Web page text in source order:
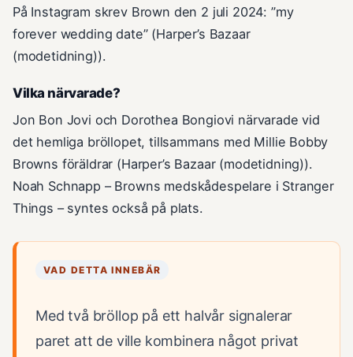
På Instagram skrev Brown den 2 juli 2024: ”my
forever wedding date” (Harper’s Bazaar
(modetidning)).
Vilka närvarade?
Jon Bon Jovi och Dorothea Bongiovi närvarade vid
det hemliga bröllopet, tillsammans med Millie Bobby
Browns föräldrar (Harper’s Bazaar (modetidning)).
Noah Schnapp – Browns medskådespelare i Stranger
Things – syntes också på plats.
VAD DETTA INNEBÄR
Med två bröllop på ett halvår signalerar
paret att de ville kombinera något privat